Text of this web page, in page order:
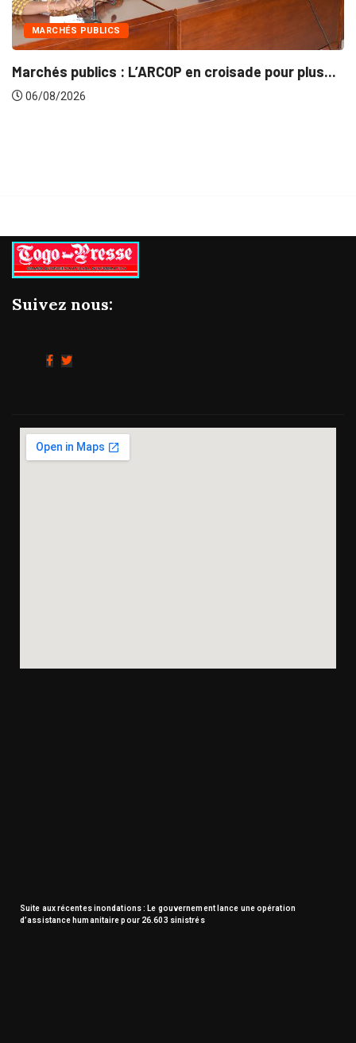
: L’ARCOP en croisade pour plus...
Gestion
Suivez nous:
Suite aux récentes inondations : Le gouvernement lance une opération
d’assistance humanitaire pour 26.603 sinistrés